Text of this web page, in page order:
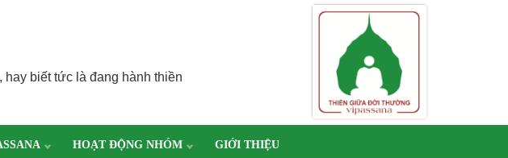
biết tức là đang hành thiền
HOẠT ĐỘNG NHÓM GIỚI THIỆU